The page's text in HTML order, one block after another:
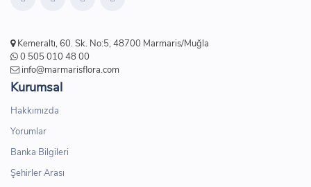
Kemeraltı, 60. Sk. No:5, 48700 Marmaris/Muğla
0 505 010 48 00
info@marmarisflora.com
Kurumsal
Hakkımızda
Yorumlar
Banka Bilgileri
Şehirler Arası